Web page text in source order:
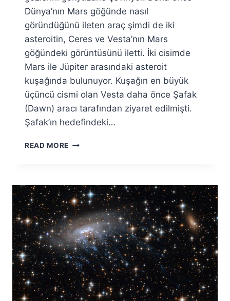
Dünya’nın Mars göğünde nasıl
göründüğünü ileten araç şimdi de iki
asteroitin, Ceres ve Vesta’nın Mars
göğündeki görüntüsünü iletti. İki cisimde
Mars ile Jüpiter arasındaki asteroit
kuşağında bulunuyor. Kuşağın en büyük
üçüncü cismi olan Vesta daha önce Şafak
(Dawn) aracı tarafından ziyaret edilmişti.
Şafak’ın hedefindeki…
READ MORE MARS